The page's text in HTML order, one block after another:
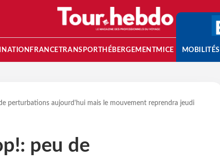
FRANCETRANSPORT HÉBERGEMENTMICE MOBILITÉS
perturbations aujourd'hui mais le mouvement reprendra jeudi
peu de